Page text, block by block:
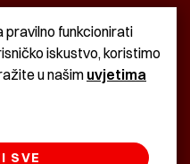
funkcionirati
iskustvo, koristimo
u našim uvjetima
SVE